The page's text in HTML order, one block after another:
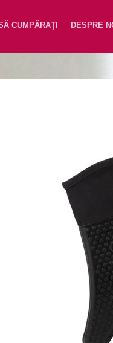
CUMPĂRAŢI
DESPRE